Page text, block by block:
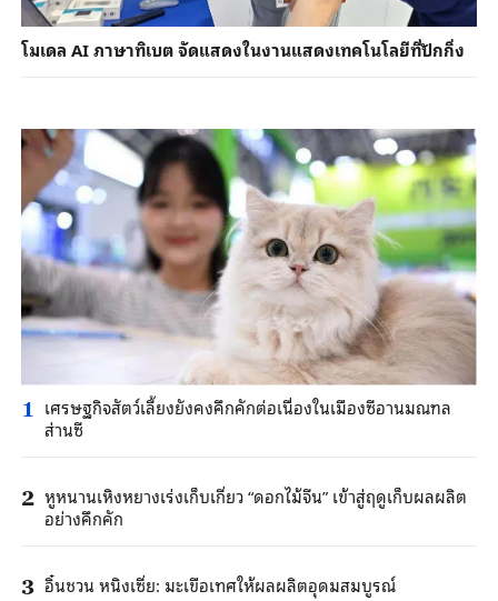
โมเดล AI ภาษาทิเบต จัดแสดงในงานแสดงเทคโนโลยีที่ปักกิ่ง
1 เศรษฐกิจสัตว์เลี้ยงยังคงคึกคักต่อเนื่องในเมืองซีอานมณฑล
ส่านซี
2 หูหนานเหิงหยางเร่งเก็บเกี่ยว “ดอกไม้จีน” เข้าสู่ฤดูเก็บผลผลิต
อย่างคึกคัก
3 อิ๋นชวน หนิงเซี่ย: มะเขือเทศให้ผลผลิตอุดมสมบูรณ์